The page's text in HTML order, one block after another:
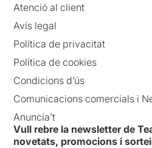
Atenció al client
Avís legal
Política de privacitat
Política de cookies
Condicions d’ús
Comunicacions comercials i
Anuncia’t
Vull rebre la newsletter de
novetats, promocions i